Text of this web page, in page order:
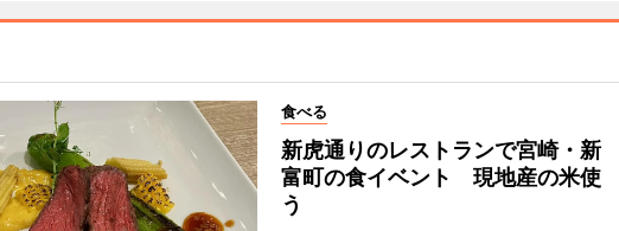
食べる
新虎通りのレストランで宮崎・新
富町の食イベント 現地産の米使
う